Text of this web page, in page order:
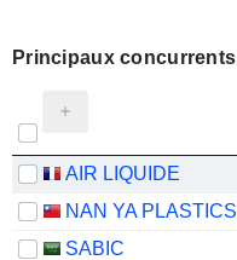
Principaux concurrents
AIR LIQUIDE
SABIC